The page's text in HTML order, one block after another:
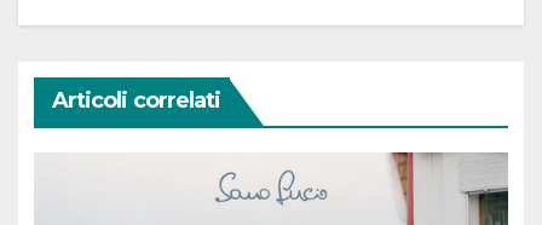
Articoli correlati